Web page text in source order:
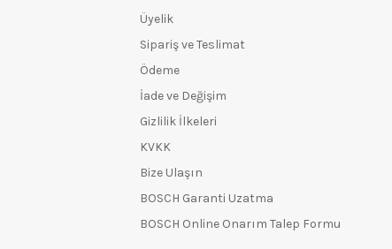
Üyelik
Sipariş ve Teslimat
Ödeme
İade ve Değişim
Gizlilik İlkeleri
KVKK
Bize Ulaşın
BOSCH Garanti Uzatma
BOSCH Online Onarım Talep Formu